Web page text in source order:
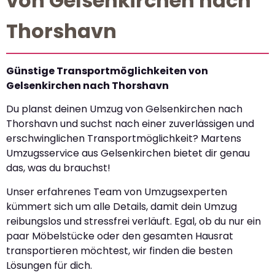
Thorshavn
Günstige Transportmöglichkeiten von
Gelsenkirchen nach Thorshavn
Du planst deinen Umzug von Gelsenkirchen nach
Thorshavn und suchst nach einer zuverlässigen und
erschwinglichen Transportmöglichkeit? Martens
Umzugsservice aus Gelsenkirchen bietet dir genau
das, was du brauchst!
Unser erfahrenes Team von Umzugsexperten
kümmert sich um alle Details, damit dein Umzug
reibungslos und stressfrei verläuft. Egal, ob du nur ein
paar Möbelstücke oder den gesamten Hausrat
transportieren möchtest, wir finden die besten
Lösungen für dich.